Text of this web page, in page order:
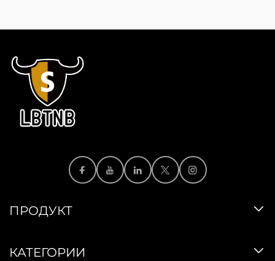
ПРОДУКТ
КАТЕГОРИИ